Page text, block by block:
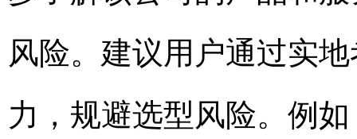
风险。建议用户通过实
力，规避选型风险。例